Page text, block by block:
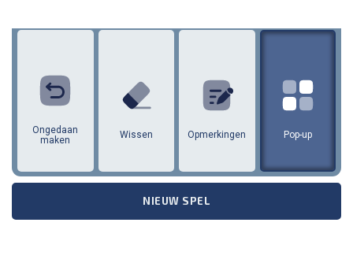
Ongedaan
maken
Wissen Opmerkingen Pop-up
NIEUW SPEL